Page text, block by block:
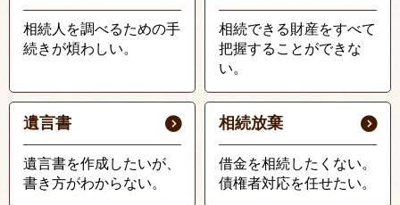
相続人を調べるための手
続きが煩わしい。
相続できる財産をすべて
把握することができな
い。
遺言書
遺言書を作成したいが、
書き方がわからない。
相続放棄
借金を相続したくない。
債権者対応を任せたい。